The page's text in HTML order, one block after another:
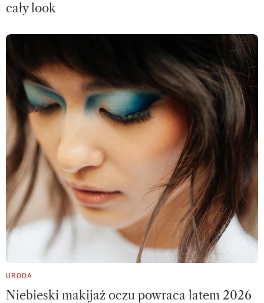
cały look
URODA
Niebieski makijaż oczu powraca latem 2026